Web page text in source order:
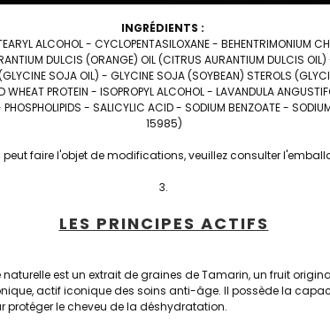
INGRÉDIENTS :
ALCOHOL - CYCLOPENTASILOXANE - BEHENTRIMONIUM
DULCIS (ORANGE) OIL (CITRUS AURANTIUM DULCIS
SOJA OIL) - GLYCINE SOJA (SOYBEAN) STEROLS
WHEAT PROTEIN - ISOPROPYL ALCOHOL - LAVANDULA
- SALICYLIC ACID - SODIUM BENZOATE -
15985)
faire l'objet de modifications, veuillez consulter
LES PRINCIPES ACTIFS
est un extrait de graines de Tamarin, un fruit
actif iconique des soins anti-âge. Il possède la
protéger le cheveu de la déshydratation.